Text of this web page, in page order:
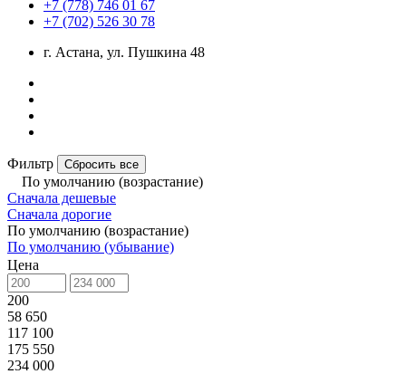
+7 (778) 746 01 67
+7 (702) 526 30 78
г. Астана, ул. Пушкина 48
Фильтр Сбросить все
По умолчанию (возрастание)
Сначала дешевые
Сначала дорогие
По умолчанию (возрастание)
По умолчанию (убывание)
Цена
200
58 650
117 100
175 550
234 000